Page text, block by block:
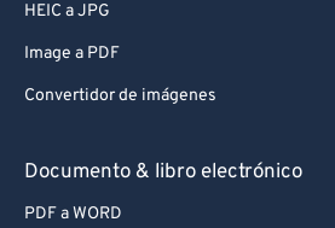
HEIC a JPG
Image a PDF
Convertidor de imágenes
Documento & libro electrónico
PDF a WORD